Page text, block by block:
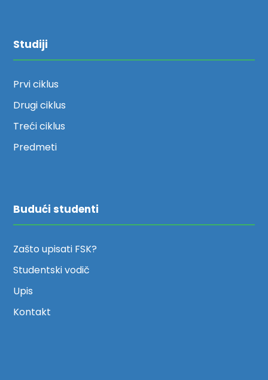
Studiji
Prvi ciklus
Drugi ciklus
Treći ciklus
Predmeti
Budući studenti
Zašto upisati FSK?
Studentski vodič
Upis
Kontakt